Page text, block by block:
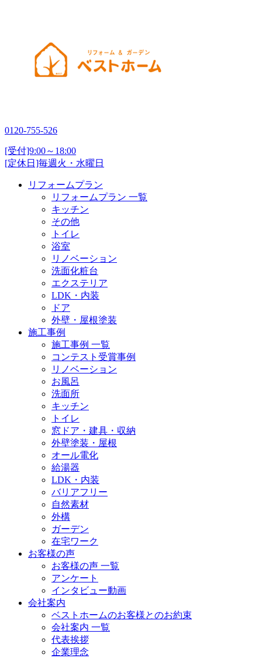
0120-755-526
[受付]9:00～18:00
[定休日]毎週火・水曜日
リフォームプラン
リフォームプラン 一覧
キッチン
その他
トイレ
浴室
リノベーション
洗面化粧台
エクステリア
LDK・内装
ドア
外壁・屋根塗装
施工事例
施工事例 一覧
コンテスト受賞事例
リノベーション
お風呂
洗面所
キッチン
トイレ
窓ドア・建具・収納
外壁塗装・屋根
オール電化
給湯器
LDK・内装
バリアフリー
自然素材
外構
ガーデン
在宅ワーク
お客様の声
お客様の声 一覧
アンケート
インタビュー動画
会社案内
ベストホームのお客様とのお約束
会社案内 一覧
代表挨拶
企業理念